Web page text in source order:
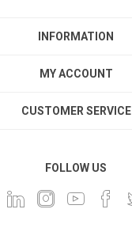
INFORMATION
MY ACCOUNT
CUSTOMER SERVICE
FOLLOW US